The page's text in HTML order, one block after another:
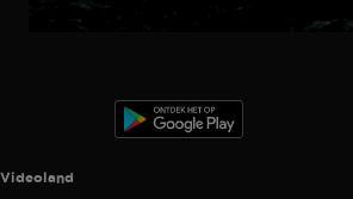
Videoland useful links.
Videoland